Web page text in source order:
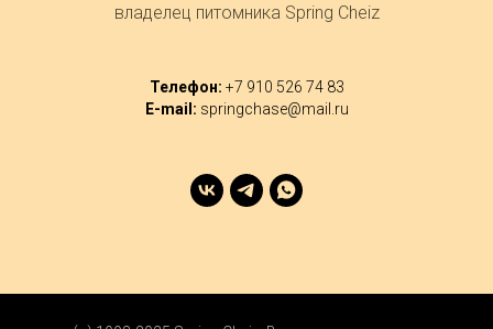
владелец питомника Spring Cheiz
Телефон: +7 910 526 74 83
E-mail: springchase@mail.ru